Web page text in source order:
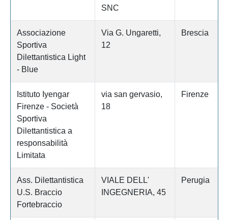
SNC
Associazione
Sportiva
Dilettantistica Light
- Blue
Via G. Ungaretti,
12
Brescia
Istituto Iyengar
Firenze - Società
Sportiva
Dilettantistica a
responsabilità
Limitata
via san gervasio,
18
Firenze
Ass. Dilettantistica
U.S. Braccio
Fortebraccio
VIALE DELL'
INGEGNERIA, 45
Perugia